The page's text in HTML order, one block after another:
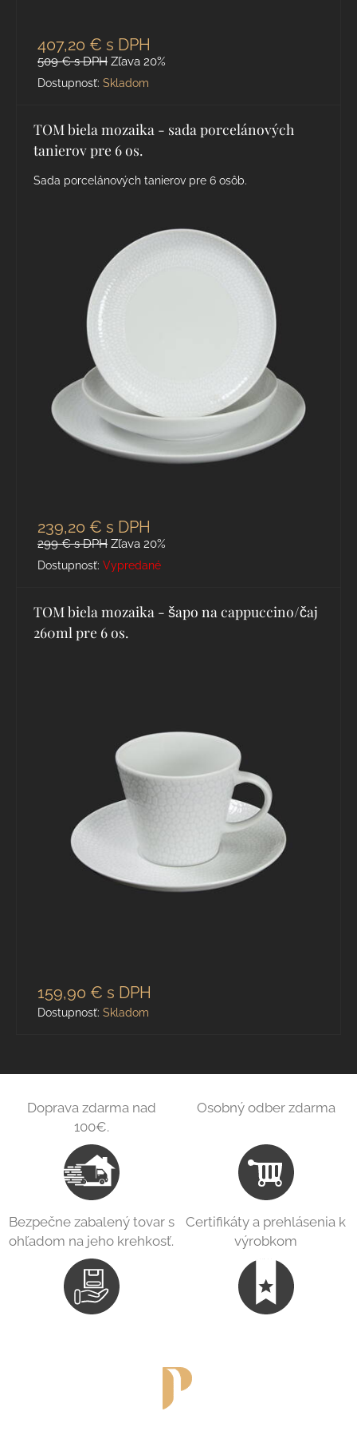
407,20 € s DPH
509 €s DPH Zľava 20%
Dostupnosť: Skladom
TOM biela mozaika - sada porcelánových
tanierov pre 6 os.
Sada porcelánových tanierov pre 6 osôb.
239,20 € s DPH
299 €s DPH Zľava 20%
Dostupnosť: Vypredané
TOM biela mozaika - šapo na cappuccino/čaj
260ml pre 6 os.
159,90 € s DPH
Dostupnosť: Skladom
Doprava zdarma nad
100€.
Osobný odber zdarma
Bezpečne zabalený tovar s
ohľadom na jeho krehkosť.
Certifikáty a prehlásenia k
výrobkom